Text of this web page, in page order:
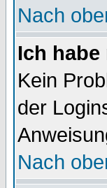
Nach
Ich
Kein
der
Nach